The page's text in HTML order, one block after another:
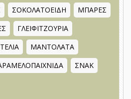
ΣΟΚΟΛΑΤΟΕΙΔΗ
ΜΠΑΡΕΣ
ΓΛΕΙΦΙΤΖΟΥΡΙΑ
ΜΑΝΤΟΛΑΤΑ
ΣΝΑΚ